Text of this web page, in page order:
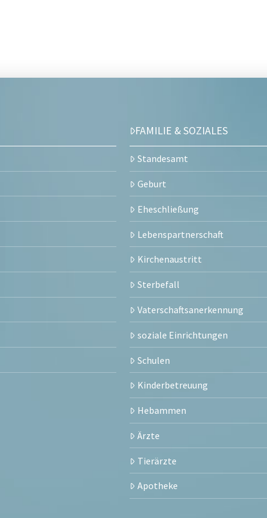
FAMILIE & SOZIALES
Standesamt
Geburt
Eheschließung
Lebenspartnerschaft
Kirchenaustritt
Sterbefall
Vaterschaftsanerkennung
soziale Einrichtungen
Schulen
Kinderbetreuung
Hebammen
Ärzte
Tierärzte
Apotheke